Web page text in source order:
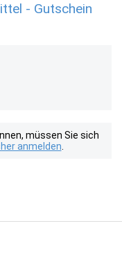
- Gutschein
müssen Sie sich
anmelden